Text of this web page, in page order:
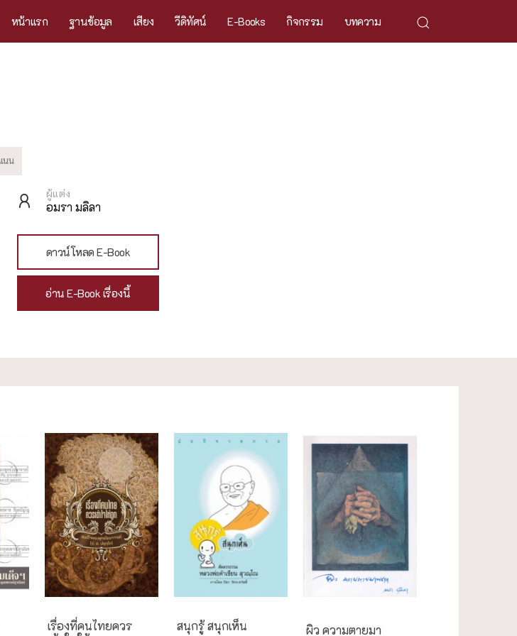
หน้าแรก ฐานข้อมูล เสียง วีดิทัศน์ E-Books กิจกรรม บทความ
ผู้แต่ง
อมรา มลิลา
ดาวน์โหลด E-Book
อ่าน E-Book เรื่องนี้
เรื่องที่คนไทยควร
สนุกรู้ สนุกเห็น
ผิว ความตายมา